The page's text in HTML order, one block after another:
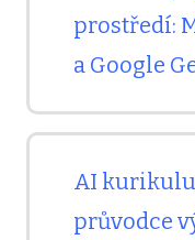
prostředí:
a Google
jak začít
systémově?
AI
průvodce